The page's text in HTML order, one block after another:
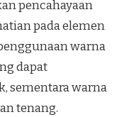
pencahayaan
pada elemen
warna
dapat
sementara warna
tenang.